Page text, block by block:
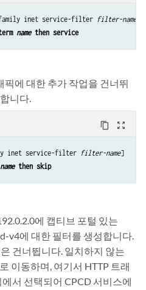
inet service-filter filter-name
name then service
픽에 대한 추가 작업을 건너뛰
니다.
content_copy zoom_out_map
inet service-filter filter-name]
name then skip
에 캡티브 포털 있는
v4에 대한 필터를 생성합니다.
건너뜁니다. 일치하지 않는
이동하며, 여기서 HTTP 트래
서 선택되어 CPCD 서비스에